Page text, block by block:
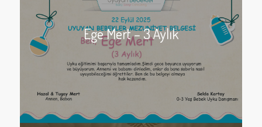
Ege Mert – 3 Aylık